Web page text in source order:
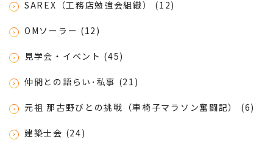
SAREX（工務店勉強会組織） (12)
OMソーラー (12)
見学会・イベント (45)
仲間との語らい･私事 (21)
元祖 那古野びとの挑戦（車椅子マラソン奮闘記） (6)
建築士会 (24)